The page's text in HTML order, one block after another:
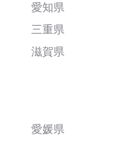
愛知県
三重県
滋賀県
愛媛県